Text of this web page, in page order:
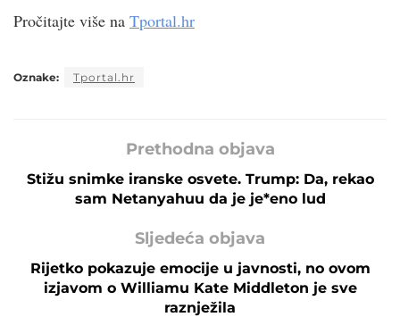
Pročitajte više na Tportal.hr
Oznake: Tportal.hr
Prethodna objava
Stižu snimke iranske osvete. Trump: Da, rekao
sam Netanyahuu da je je*eno lud
Sljedeća objava
Rijetko pokazuje emocije u javnosti, no ovom
izjavom o Williamu Kate Middleton je sve
raznježila